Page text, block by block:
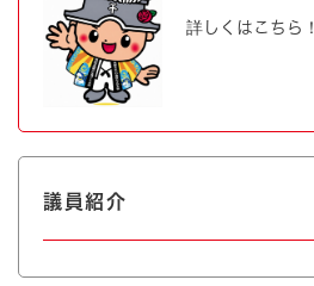
詳しくはこちら！
議員紹介